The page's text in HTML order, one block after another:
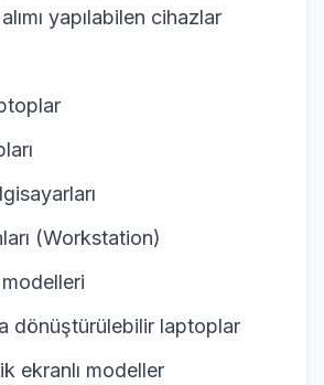
yapılabilen cihazlar
(Workstation)
dönüştürülebilir laptoplar
ekranlı modeller